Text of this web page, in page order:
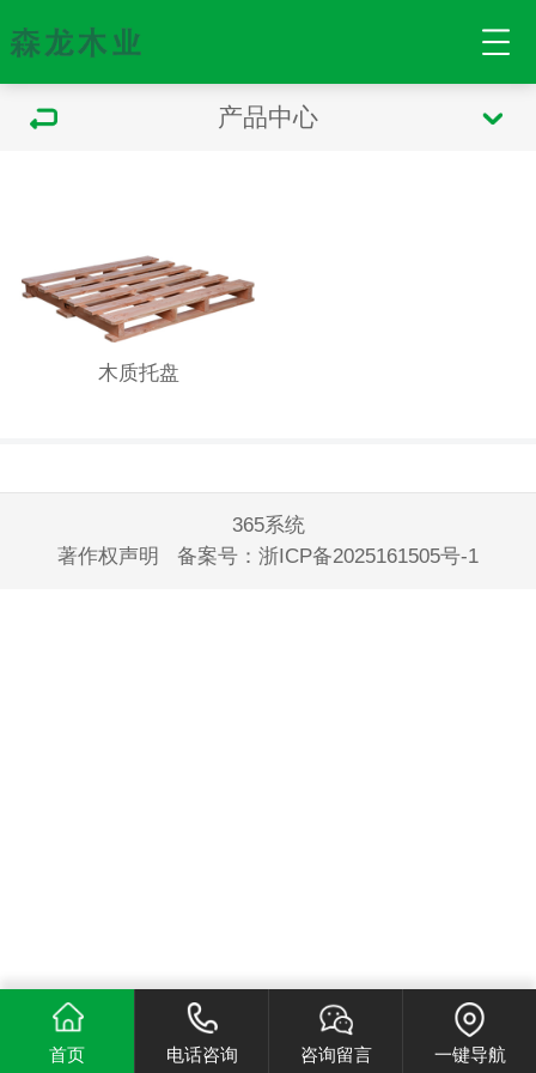
产品中心
木质托盘
365系统
著作权声明
备案号： 浙ICP备2025161505号-1
首页 电话咨询 咨询留言 一键导航